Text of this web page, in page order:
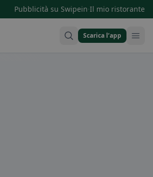
Pubblicità su Swipein·Il mio ristorante
Scarica l’app